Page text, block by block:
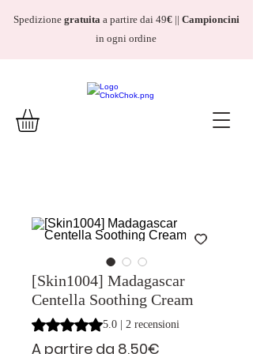
Spedizione gratuitaa partire dai 49€|| Campioncini
in ogni ordine
[Skin1004] Madagascar
Centella Soothing Cream
Sulla base di 2 recensioni, la
5.0 | 2 recensioni
A partire da 8,50€